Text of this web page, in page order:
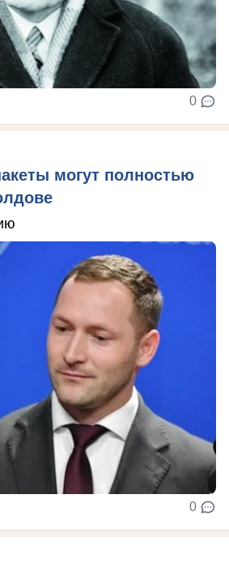
0
могут полностью
0